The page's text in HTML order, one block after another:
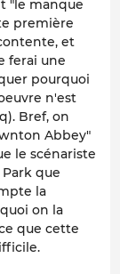
"le manque
première
et
ferai une
pourquoi
n'est
Bref, on
Abbey"
le scénariste
que
la
on la
que cette